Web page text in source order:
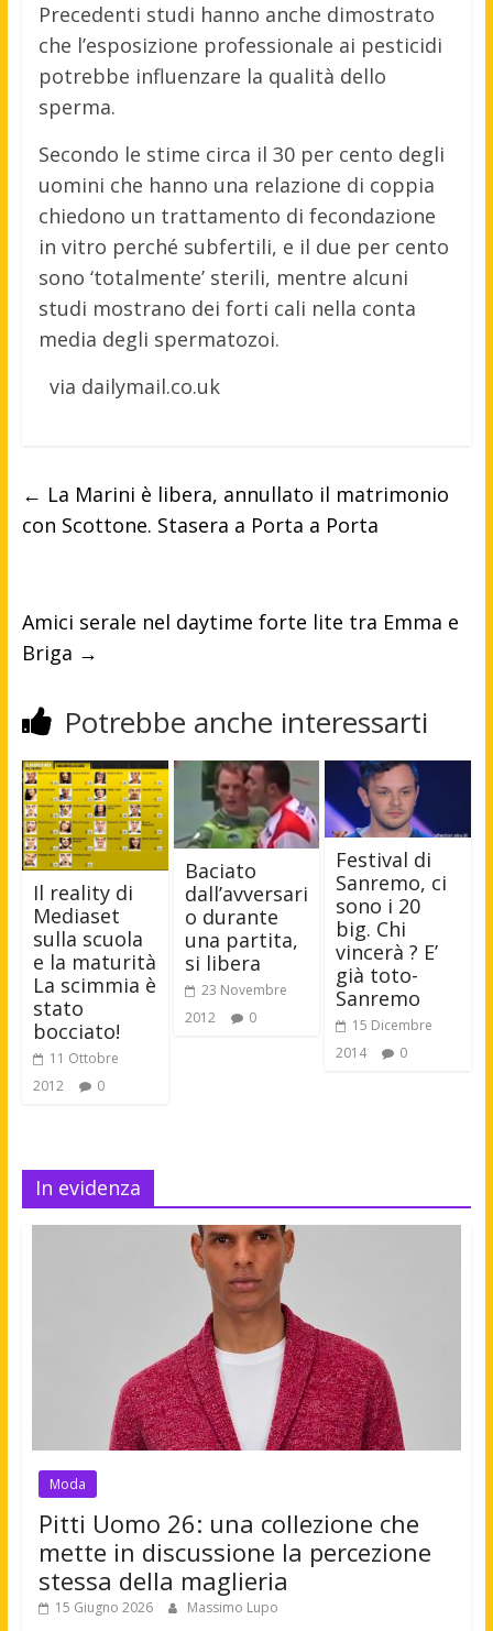
Precedenti studi hanno anche dimostrato
che l’esposizione professionale ai pesticidi
potrebbe influenzare la qualità dello
sperma.
Secondo le stime circa il 30 per cento degli
uomini che hanno una relazione di coppia
chiedono un trattamento di fecondazione
in vitro perché subfertili, e il due per cento
sono ‘totalmente’ sterili, mentre alcuni
studi mostrano dei forti cali nella conta
media degli spermatozoi.
via dailymail.co.uk
← La Marini è libera, annullato il matrimonio
con Scottone. Stasera a Porta a Porta
Amici serale nel daytime forte lite tra Emma e
Briga →
Potrebbe anche interessarti
Il reality di
Mediaset
sulla scuola
e la maturità
La scimmia è
stato
bocciato!
11 Ottobre
2012
0
Baciato
dall’avversari
o durante
una partita,
si libera
23 Novembre
2012
0
Festival di
Sanremo, ci
sono i 20
big. Chi
vincerà ? E’
già toto-
Sanremo
15 Dicembre
2014
0
In evidenza
Moda
Pitti Uomo 26: una collezione che
mette in discussione la percezione
stessa della maglieria
15 Giugno 2026 Massimo Lupo